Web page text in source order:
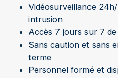
Vidéosurveillance
intrusion
Accès 7 jours sur 7
Sans caution et sans
terme
Personnel formé et